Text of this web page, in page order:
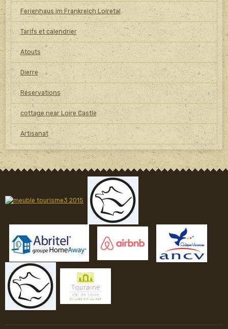
Ferienhaus im Frankreich Loiretal
Tarifs et calendrier
Atouts
Dierre
Réservations
cottage near Loire Castle
Artisanat